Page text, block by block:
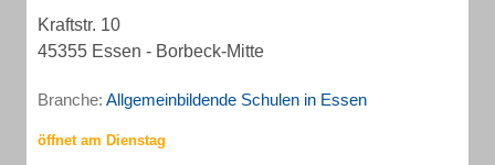
Kraftstr. 10
45355 Essen - Borbeck-Mitte
Branche: Allgemeinbildende Schulen in Essen